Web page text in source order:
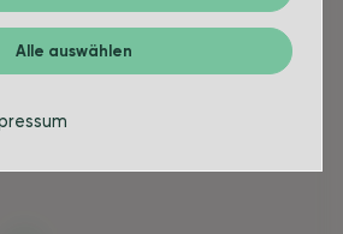
Alle auswählen